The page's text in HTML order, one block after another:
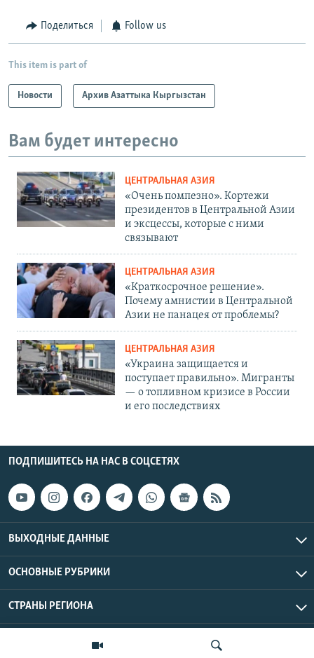
Поделиться Follow us
This item is part of
Новости Архив Азаттыка Кыргызстан
Вам будет интересно
ЦЕНТРАЛЬНАЯ АЗИЯ
«Очень помпезно». Кортежи
президентов в Центральной Азии
и эксцессы, которые с ними
связывают
ЦЕНТРАЛЬНАЯ АЗИЯ
«Краткосрочное решение».
Почему амнистии в Центральной
Азии не панацея от проблемы?
ЦЕНТРАЛЬНАЯ АЗИЯ
«Украина защищается и
поступает правильно». Мигранты
— о топливном кризисе в России
и его последствиях
ПОДПИШИТЕСЬ НА НАС В СОЦСЕТЯХ
ВЫХОДНЫЕ ДАННЫЕ
ОСНОВНЫЕ РУБРИКИ
СТРАНЫ РЕГИОНА
Азаттык Азия © 2026 RFE/RL, Inc. | Все права защищены.